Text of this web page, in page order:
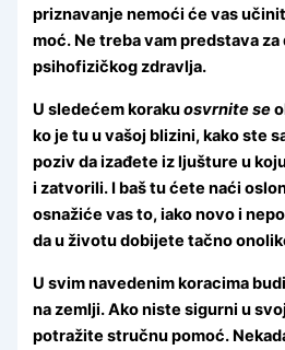
priznavanje nemoći će vas
moć. Ne treba vam predstava
psihofizičkog zdravlja.
U sledećem korakuosvrnite se
ko je tu u vašoj blizini, kako ste
poziv da izađete iz ljušture u
i zatvorili. I baš tu ćete naći
osnažiće vas to, iako novo i
da u životu dobijete tačno
U svim navedenim koracima
na zemlji. Ako niste sigurni u
potražite stručnu pomoć.